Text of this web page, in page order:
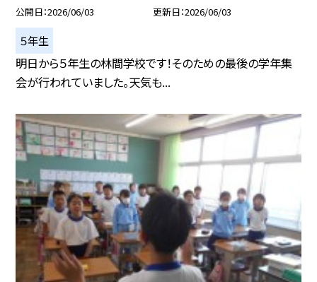
公開日 2026/06/03 更新日 2026/06/03
５年生
明日から５年生の林間学校です！そのための最後の学年集
会が行われていました。天気も...